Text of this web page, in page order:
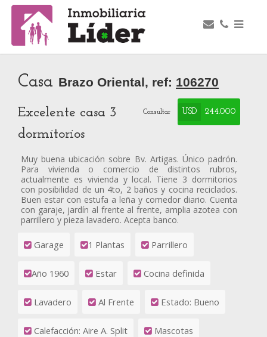
Casa Brazo Oriental, ref: 106270
Consultar USD 244.000
Excelente casa 3
dormitorios
Muy buena ubicación sobre Bv. Artigas. Único padrón.
Para vivienda o comercio de distintos rubros,
actualmente es vivienda y local. Tiene 3 dormitorios
con posibilidad de un 4to, 2 baños y cocina reciclados.
Buen estar con estufa a leña y comedor diario. Cuenta
con garaje, jardín al frente al frente, amplia azotea con
parrillero y pieza lavadero. Acepta banco.
Garage 1 Plantas Parrillero
Año 1960 Estar Cocina definida
Lavadero Al Frente Estado: Bueno
Calefacción: Aire A. Split Mascotas